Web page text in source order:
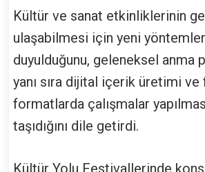
Kültür ve sanat etkinliklerinin
ulaşabilmesi için yeni
duyulduğunu, geleneksel anma
yanı sıra dijital içerik üretimi ve
formatlarda çalışmalar
taşıdığını dile getirdi.